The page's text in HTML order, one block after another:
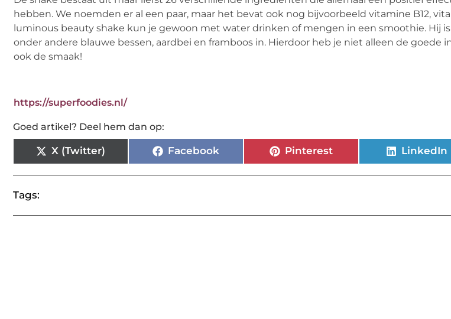
hebben. We noemden er al een paar, maar het bevat ook nog bijvoorbeeld vitamine B12,
luminous beauty shake kun je gewoon met water drinken of mengen in een smoothie. Hij
onder andere blauwe bessen, aardbei en framboos in. Hierdoor heb je niet alleen de
ook de smaak!
https://superfoodies.nl/
Goed artikel? Deel hem dan op:
X (Twitter) Facebook Pinterest LinkedIn
Tags: